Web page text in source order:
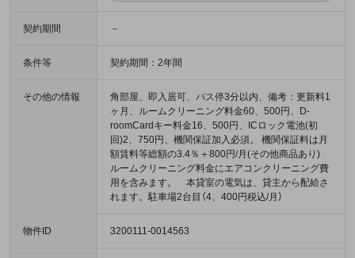
契約期間 －
条件等 契約期間：2年間
その他の情報
角部屋、即入居可、バス停3分以内、備考：更新料1
ヶ月、ルームクリーニング料金60、500円、D-
roomCardキー料金16、500円、ICロック電池(初
回)2、750円、機関保証加入必須。 機関保証料は月
額賃料等総額の3.4％＋800円/月(その他商品あり)
ルームクリーニング料金にエアコンクリーニング費
用を含みます。 本貸室の電気は、貸主から配給さ
れます。駐車場2台目（4、400円税込/月）
物件ID 3200111-0014563